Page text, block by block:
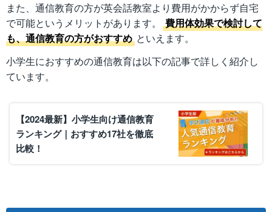
また、通信教育の方が英会話教室より費用がかからず自宅
で可能というメリットがあります。
費用体効果で検討して
も、通信教育の方がおすすめ といえます。
小学生におすすめの通信教育は以下の記事で詳しく紹介し
ています。
【2024最新】小学生向け通信教育
ランキング｜おすすめ17社を徹底
比較！